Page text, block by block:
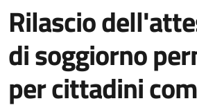
Rilascio
di soggiorno
per cittadini